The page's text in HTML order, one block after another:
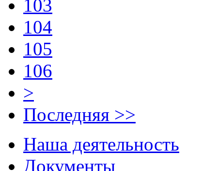
103
104
105
106
>
Последняя >>
Наша деятельность
Документы